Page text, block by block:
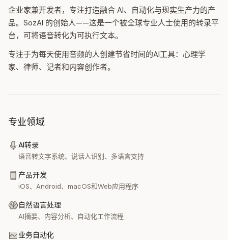
企业家兼开发者，专注打造融合 AI、自动化与现实生产力的产
品。SozAI 的创始人——这是一个被全球专业人士使用的转录平
台，可将语音转化为可执行文本。
专注于为每天使用音频的人创建节省时间的AI工具：心理学
家、律师、记者和内容创作者。
专业领域
AI转录
语音转文字系统、说话人识别、多语言支持
产品开发
iOS、Android、macOS和Web应用程序
自然语言处理
AI摘要、内容分析、自动化工作流程
业务自动化